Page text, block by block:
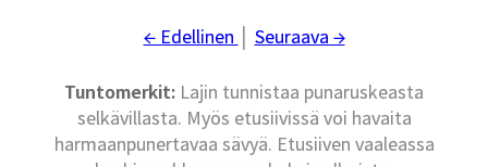
← Edellinen Seuraava →
Tuntomerkit: Lajin tunnistaa punaruskeasta
selkävillasta. Myös etusiivissä voi havaita
harmaanpunertavaa sävyä. Etusiiven vaaleassa